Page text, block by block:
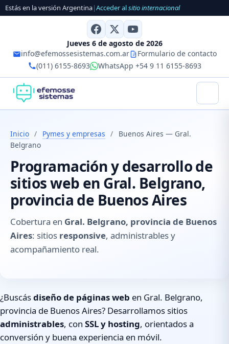
Estás en la versión Argentina|Acceder alsitio internacional
Jueves 6 de agosto de 2026
info@efemossesistemas.com.ar
Formulario de contacto
(011) 6155-8693
WhatsApp +54 9 11 6155-8693
Inicio / Pymes y empresas /
Buenos Aires — Gral.
Belgrano
Programación y desarrollo de
sitios web en Gral. Belgrano,
provincia de Buenos Aires
Cobertura en Gral. Belgrano, provincia de Buenos
Aires: sitios responsive, administrables y
acompañamiento real.
¿Buscásdiseño de páginas web en Gral. Belgrano,
provincia de Buenos Aires? Desarrollamos sitios
administrables, con SSL y hosting, orientados a
conversión y buena experiencia en móvil.